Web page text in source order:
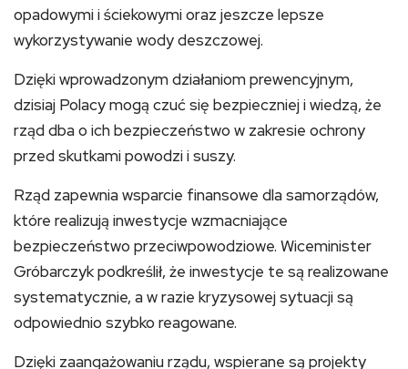
opadowymi i ściekowymi oraz jeszcze lepsze
wykorzystywanie wody deszczowej.
Dzięki wprowadzonym działaniom prewencyjnym,
dzisiaj Polacy mogą czuć się bezpieczniej i wiedzą, że
rząd dba o ich bezpieczeństwo w zakresie ochrony
przed skutkami powodzi i suszy.
Rząd zapewnia wsparcie finansowe dla samorządów,
które realizują inwestycje wzmacniające
bezpieczeństwo przeciwpowodziowe. Wiceminister
Gróbarczyk podkreślił, że inwestycje te są realizowane
systematycznie, a w razie kryzysowej sytuacji są
odpowiednio szybko reagowane.
Dzięki zaangażowaniu rządu, wspierane są projekty